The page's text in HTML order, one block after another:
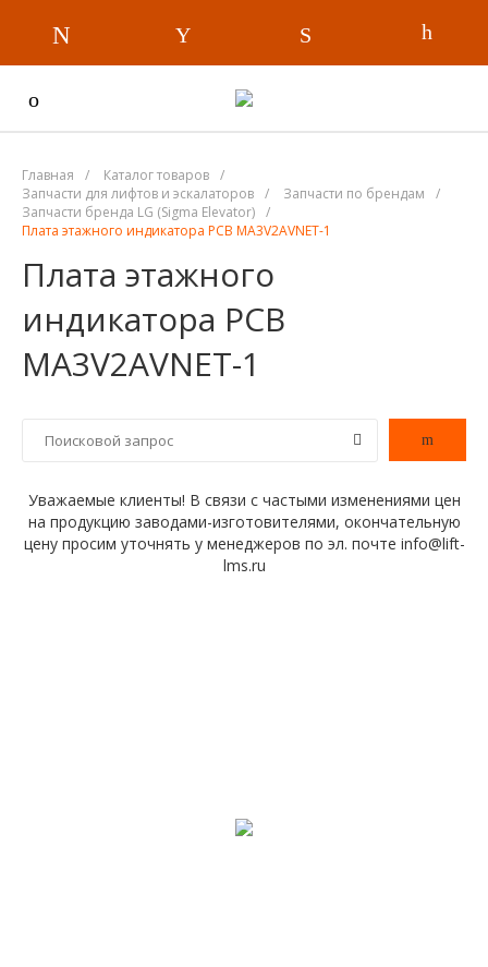
Главная / Каталог товаров /
Запчасти для лифтов и эскалаторов / Запчасти по брендам
/
Запчасти бренда LG (Sigma Elevator) /
Плата этажного индикатора PCB MA3V2AVNET-1
Плата этажного
индикатора PCB
MA3V2AVNET-1
Уважаемые клиенты! В связи с частыми изменениями цен
на продукцию заводами-изготовителями, окончательную
цену просим уточнять у менеджеров по эл. почте info@lift-
lms.ru